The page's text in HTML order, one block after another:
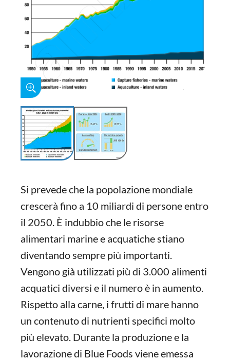
Si prevede che la popolazione mondiale
crescerà fino a 10 miliardi di persone entro
il 2050. È indubbio che le risorse
alimentari marine e acquatiche stiano
diventando sempre più importanti.
Vengono già utilizzati più di 3.000 alimenti
acquatici diversi e il numero è in aumento.
Rispetto alla carne, i frutti di mare hanno
un contenuto di nutrienti specifici molto
più elevato. Durante la produzione e la
lavorazione di Blue Foods viene emessa